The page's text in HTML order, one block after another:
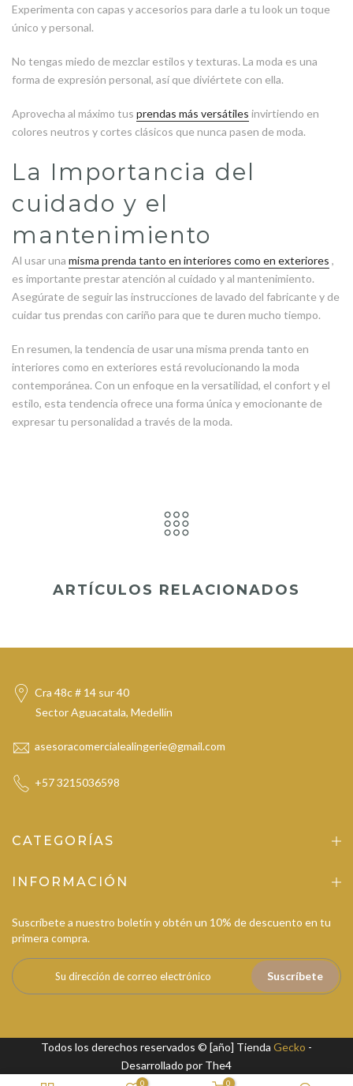
Experimenta con capas y accesorios para darle a tu look un toque
único y personal.
No tengas miedo de mezclar estilos y texturas. La moda es una
forma de expresión personal, así que diviértete con ella.
Aprovecha al máximo tus prendas más versátiles invirtiendo en
colores neutros y cortes clásicos que nunca pasen de moda.
La Importancia del
cuidado y el
mantenimiento
Al usar una misma prenda tanto en interiores como en exteriores ,
es importante prestar atención al cuidado y al mantenimiento.
Asegúrate de seguir las instrucciones de lavado del fabricante y de
cuidar tus prendas con cariño para que te duren mucho tiempo.
En resumen, la tendencia de usar una misma prenda tanto en
interiores como en exteriores está revolucionando la moda
contemporánea. Con un enfoque en la versatilidad, el confort y el
estilo, esta tendencia ofrece una forma única y emocionante de
expresar tu personalidad a través de la moda.
ARTÍCULOS RELACIONADOS
Cra 48c # 14 sur 40
Sector Aguacatala, Medellín
asesoracomercialealingerie@gmail.com
+57 3215036598
CATEGORÍAS
INFORMACIÓN
Suscríbete a nuestro boletín y obtén un 10% de descuento en tu
primera compra.
Suscríbete
Todos los derechos reservados © [año] Tienda Gecko -
Desarrollado por The4
0 0